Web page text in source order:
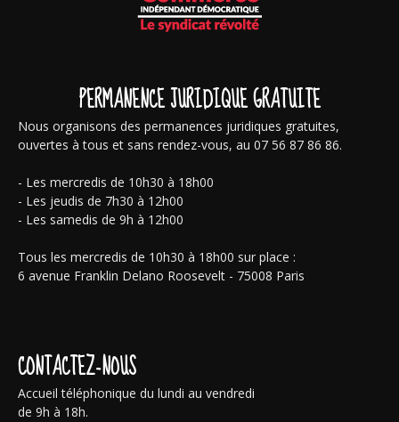
PERMANENCE JURIDIQUE GRATUITE
Nous organisons des permanences juridiques gratuites,
ouvertes à tous et sans rendez-vous, au 07 56 87 86 86.
- Les mercredis de 10h30 à 18h00
- Les jeudis de 7h30 à 12h00
- Les samedis de 9h à 12h00
Tous les mercredis de 10h30 à 18h00 sur place :
6 avenue Franklin Delano Roosevelt - 75008 Paris
CONTACTEZ-NOUS
Accueil téléphonique du lundi au vendredi
de 9h à 18h.